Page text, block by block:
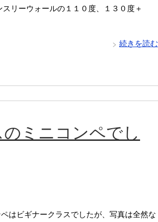
スリーウォールの１１０度、１３０度＋
続きを読む
ミニコンペでし
はビギナークラスでしたが、写真は全然な